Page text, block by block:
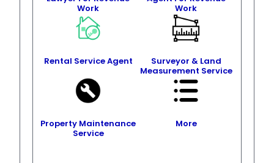
Work
Work
Rental Service Agent
Surveyor & Land
Measurement Service
Property Maintenance
Service
More